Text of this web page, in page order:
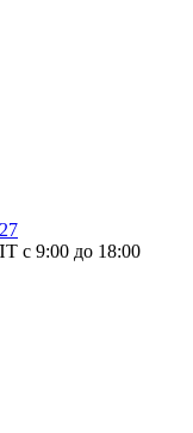
с 9:00 до 18:00